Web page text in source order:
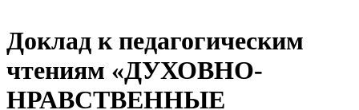
Доклад к педагогическим
чтениям «ДУХОВНО-
НРАВСТВЕННЫЕ